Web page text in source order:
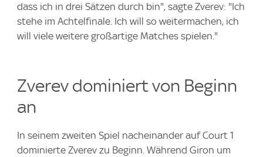
dass ich in drei Sätzen durch bin", sagte Zverev: "Ich
stehe im Achtelfinale. Ich will so weitermachen, ich
will viele weitere großartige Matches spielen."
Zverev dominiert von Beginn
an
In seinem zweiten Spiel nacheinander auf Court 1
dominierte Zverev zu Beginn. Während Giron um